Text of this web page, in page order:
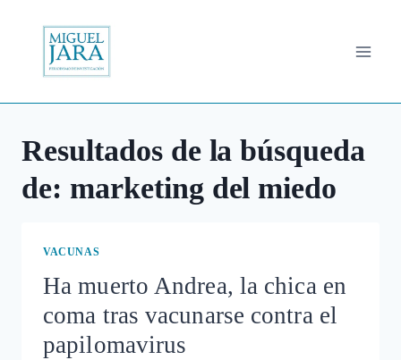
contenido
Resultados de la búsqueda
de: marketing del miedo
VACUNAS
Ha muerto Andrea, la chica en
coma tras vacunarse contra el
papilomavirus